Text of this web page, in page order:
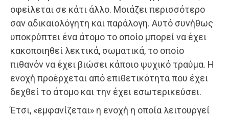
οφείλεται σε κάτι άλλο. Μοιάζει περισσότερο
σαν αδικαιολόγητη και παράλογη. Αυτό συνήθως
υποκρύπτει ένα άτομο το οποίο μπορεί να έχει
κακοποιηθεί λεκτικά, σωματικά, το οποίο
πιθανόν να έχει βιώσει κάποιο ψυχικό τραύμα. Η
ενοχή προέρχεται από επιθετικότητα που έχει
δεχθεί το άτομο και την έχει εσωτερικεύσει.
Έτσι, «εμφανίζεται» η ενοχή η οποία λειτουργεί